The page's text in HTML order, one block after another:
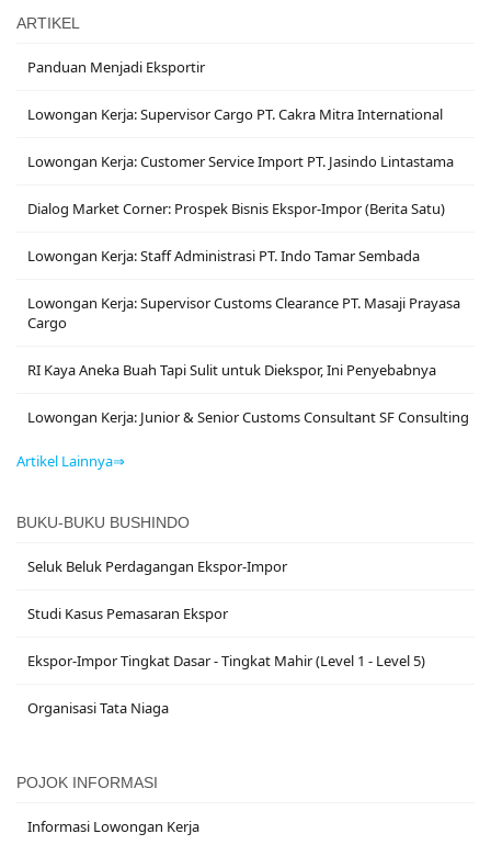
ARTIKEL
Panduan Menjadi Eksportir
Lowongan Kerja: Supervisor Cargo PT. Cakra Mitra International
Lowongan Kerja: Customer Service Import PT. Jasindo Lintastama
Dialog Market Corner: Prospek Bisnis Ekspor-Impor (Berita Satu)
Lowongan Kerja: Staff Administrasi PT. Indo Tamar Sembada
Lowongan Kerja: Supervisor Customs Clearance PT. Masaji Prayasa
Cargo
RI Kaya Aneka Buah Tapi Sulit untuk Diekspor, Ini Penyebabnya
Lowongan Kerja: Junior & Senior Customs Consultant SF Consulting
Artikel Lainnya⇒
BUKU-BUKU BUSHINDO
Seluk Beluk Perdagangan Ekspor-Impor
Studi Kasus Pemasaran Ekspor
Ekspor-Impor Tingkat Dasar - Tingkat Mahir (Level 1 - Level 5)
Organisasi Tata Niaga
POJOK INFORMASI
Informasi Lowongan Kerja